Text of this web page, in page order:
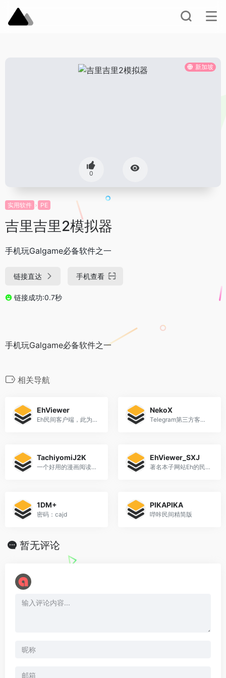
新加坡
0
实用软件 PE
吉里吉里2模拟器
手机玩Galgame必备软件之一
链接直达 手机查看
链接成功:0.7秒
手机玩Galgame必备软件之一
相关导航
EhViewer
Eh民间客户端，此为原作者版
NekoX
Telegram第三方客户端
TachiyomiJ2K
一个好用的漫画阅读软件
EhViewer_SXJ
著名本子网站Eh的民间客户端，此为SXJ接手版
1DM+
密码：cajd
PIKAPIKA
哔咔民间精简版
暂无评论